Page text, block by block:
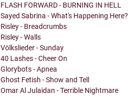
FLASH FORWARD - BURNING IN HELL
Sayed Sabrina - What's Happening Here?
Risley - Breadcrumbs
Risley - Walls
Völkslieder - Sunday
40 Lashes - Cheer On
Glorybots - Apnea
Ghost Fetish - Show and Tell
Omar Al Julaidan - Terrible Nightmare